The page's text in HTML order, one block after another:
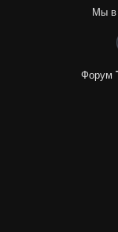
Мы в
Форум